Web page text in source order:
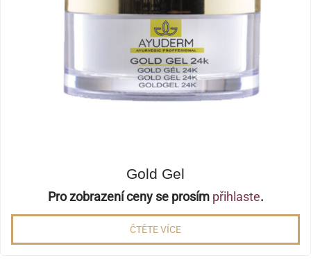
Gold Gel
Pro zobrazení ceny se prosím přihlaste.
ČTĚTE VÍCE